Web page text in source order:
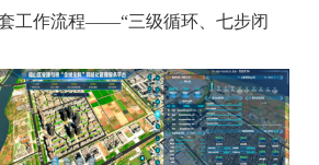
作流程——“三级循环、七步闭